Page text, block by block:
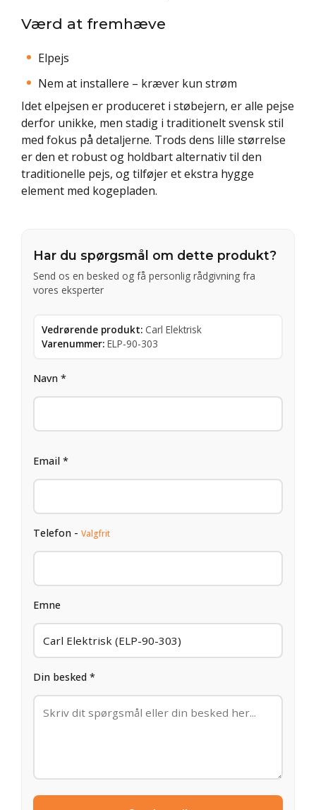
Værd at fremhæve
Elpejs
Nem at installere – kræver kun strøm
Idet elpejsen er produceret i støbejern, er alle pejse
derfor unikke, men stadig i traditionelt svensk stil
med fokus på detaljerne. Trods dens lille størrelse
er den et robust og holdbart alternativ til den
traditionelle pejs, og tilføjer et ekstra hygge
element med kogepladen.
Har du spørgsmål om dette produkt?
Send os en besked og få personlig rådgivning fra
vores eksperter
Vedrørende produkt: Carl Elektrisk
Varenummer: ELP-90-303
Navn *
Email *
Telefon - Valgfrit
Emne
Din besked *